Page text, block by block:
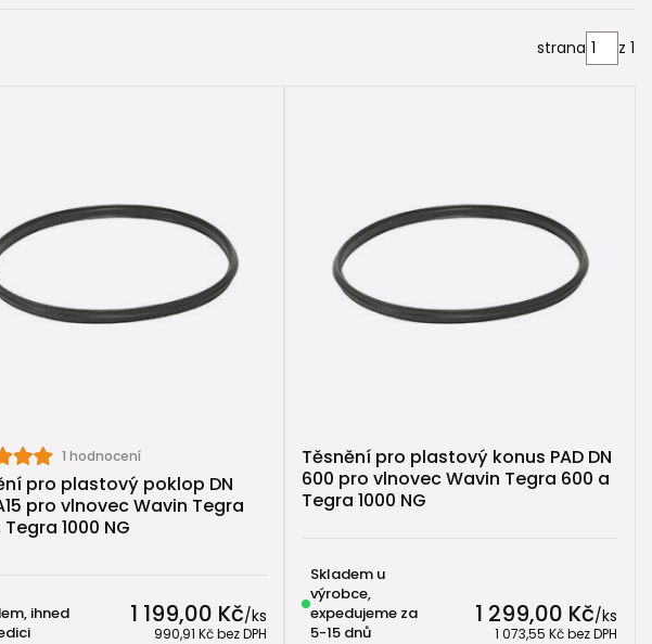
strana z 1
1 hodnocení
pro plastový poklop DN
pro vlnovec Wavin Tegra
1000 NG
1 199,00 Kč/ks
990,91 Kčbez DPH
ihned
Těsnění pro plastový konus PAD DN
600 pro vlnovec Wavin Tegra 600 a
Tegra 1000 NG
1 299,00 Kč/ks
1 073,55 Kčbez DPH
Skladem u
výrobce,
expedujeme za
5-15 dnů